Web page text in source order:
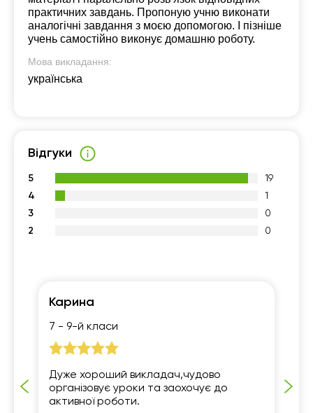
практичних завдань. Пропоную учню виконати
аналогічні завдання з моєю допомогою. І пізніше
учень самостійно виконує домашню роботу.
Мова викладання:
українська
Відгуки
5
19
4
1
3
0
2
0
Карина
7 - 9-й класи
Дуже хороший викладач,чудово
організовує уроки та заохочує до
активної роботи.